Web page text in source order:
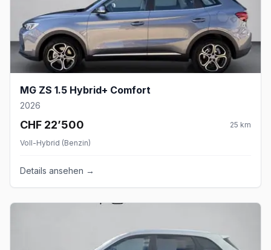
MG ZS 1.5 Hybrid+ Comfort
2026
CHF 22’500 25 km
Voll-Hybrid (Benzin)
Details ansehen →